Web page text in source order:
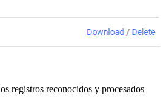
registros reconocidos y procesados